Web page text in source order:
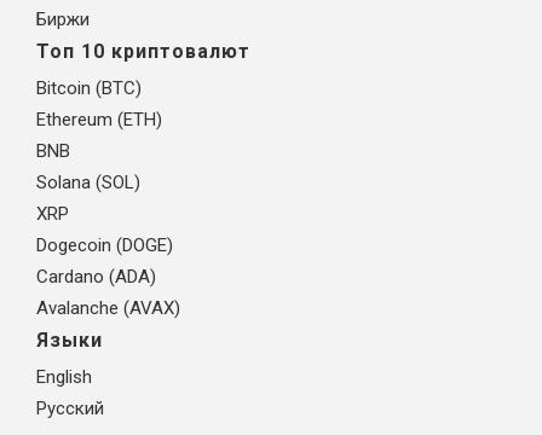
Биржи
Топ 10 криптовалют
Bitcoin (BTC)
Ethereum (ETH)
BNB
Solana (SOL)
XRP
Dogecoin (DOGE)
Cardano (ADA)
Avalanche (AVAX)
Языки
English
Русский